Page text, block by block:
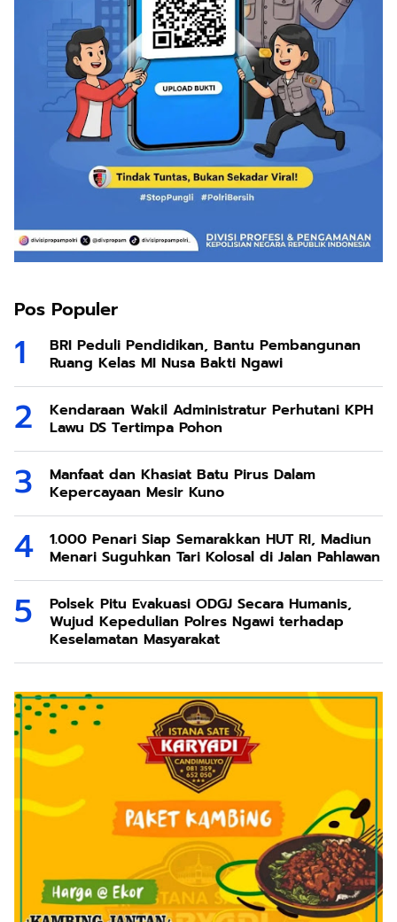
Pos Populer
BRI Peduli Pendidikan, Bantu Pembangunan
Ruang Kelas MI Nusa Bakti Ngawi
Kendaraan Wakil Administratur Perhutani KPH
Lawu DS Tertimpa Pohon
Manfaat dan Khasiat Batu Pirus Dalam
Kepercayaan Mesir Kuno
1.000 Penari Siap Semarakkan HUT RI, Madiun
Menari Suguhkan Tari Kolosal di Jalan Pahlawan
Polsek Pitu Evakuasi ODGJ Secara Humanis,
Wujud Kepedulian Polres Ngawi terhadap
Keselamatan Masyarakat